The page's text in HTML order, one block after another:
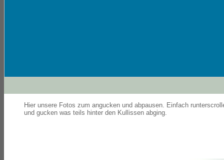
Hier unsere Fotos zum angucken und abpausen. Einfach
und gucken was teils hinter den Kullissen abging.